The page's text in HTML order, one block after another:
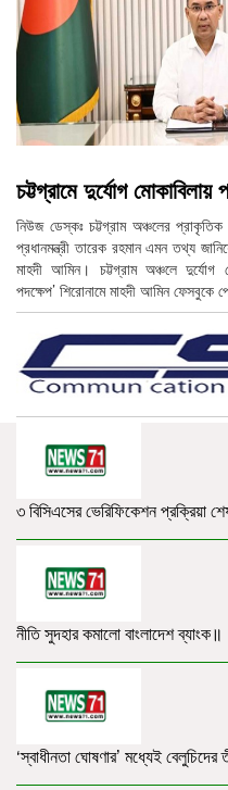
চট্টগ্রামে দুর্যোগ মোকাবিলায়
নিউজ ডেস্কঃ চট্টগ্রাম অঞ্চলের প্রাকৃতিক
প্রধানমন্ত্রী তারেক রহমান এমন তথ্য
মাহদী আমিন। চট্টগ্রাম অঞ্চলে দুর্যোগ
পদক্ষেপ’ শিরোনামে মাহদী আমিন ফেসবুকে
৩ বিসিএসের ভেরিফিকেশন প্রক্রিয়া
নীতি সুদহার কমালো বাংলাদেশ ব্যাংক॥
‘স্বাধীনতা ঘোষণার’ মধ্যেই